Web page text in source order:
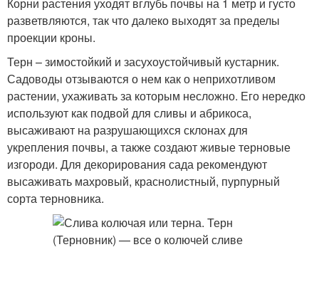
разветвляются, так что далеко выходят за пределы
проекции кроны.
Терн – зимостойкий и засухоустойчивый кустарник.
Садоводы отзываются о нем как о неприхотливом
растении, ухаживать за которым несложно. Его нередко
используют как подвой для сливы и абрикоса,
высаживают на разрушающихся склонах для
укрепления почвы, а также создают живые терновые
изгороди. Для декорирования сада рекомендуют
высаживать махровый, краснолистный, пурпурный
сорта терновника.